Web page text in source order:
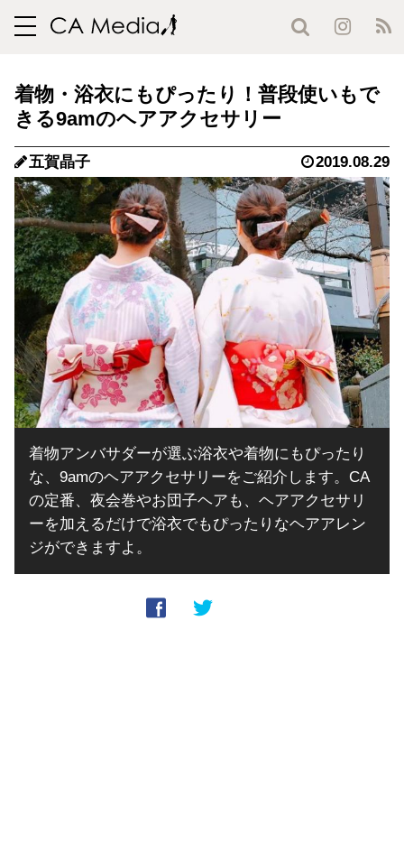
toggle
着物・浴衣にもぴったり！普段使いもで
きる9amのヘアアクセサリー
五賀晶子 2019.08.29
着物アンバサダーが選ぶ浴衣や着物にもぴったり
な、9amのヘアアクセサリーをご紹介します。CA
の定番、夜会巻やお団子ヘアも、ヘアアクセサリ
ーを加えるだけで浴衣でもぴったりなヘアアレン
ジができますよ。